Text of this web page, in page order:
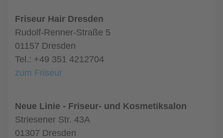
Friseur Hair Dresden
Rudolf-Renner-Straße 5
01157 Dresden
Tel.: +49 351 4212704
zum Friseur
Neue Linie - Friseur- und Kosmetiksalon
Striesener Str. 43A
01307 Dresden